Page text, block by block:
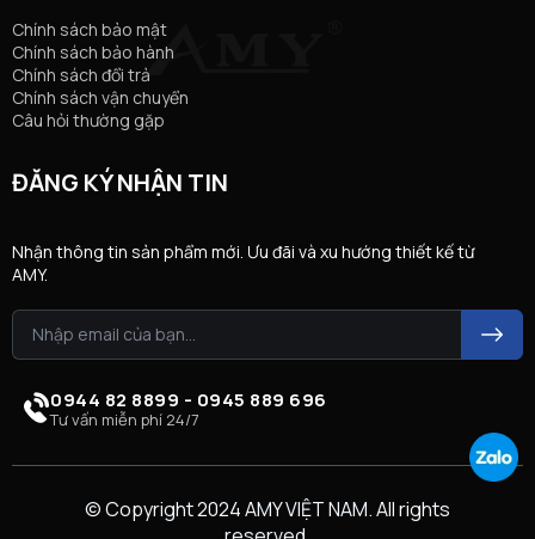
Chính sách bảo mật
Chính sách bảo hành
Chính sách đổi trả
Chính sách vận chuyển
Câu hỏi thường gặp
ĐĂNG KÝ NHẬN TIN
Nhận thông tin sản phẩm mới. Ưu đãi và xu hướng thiết kế từ
AMY.
0944 82 8899 - 0945 889 696
Tư vấn miễn phí 24/7
© Copyright 2024 AMY VIỆT NAM. All rights